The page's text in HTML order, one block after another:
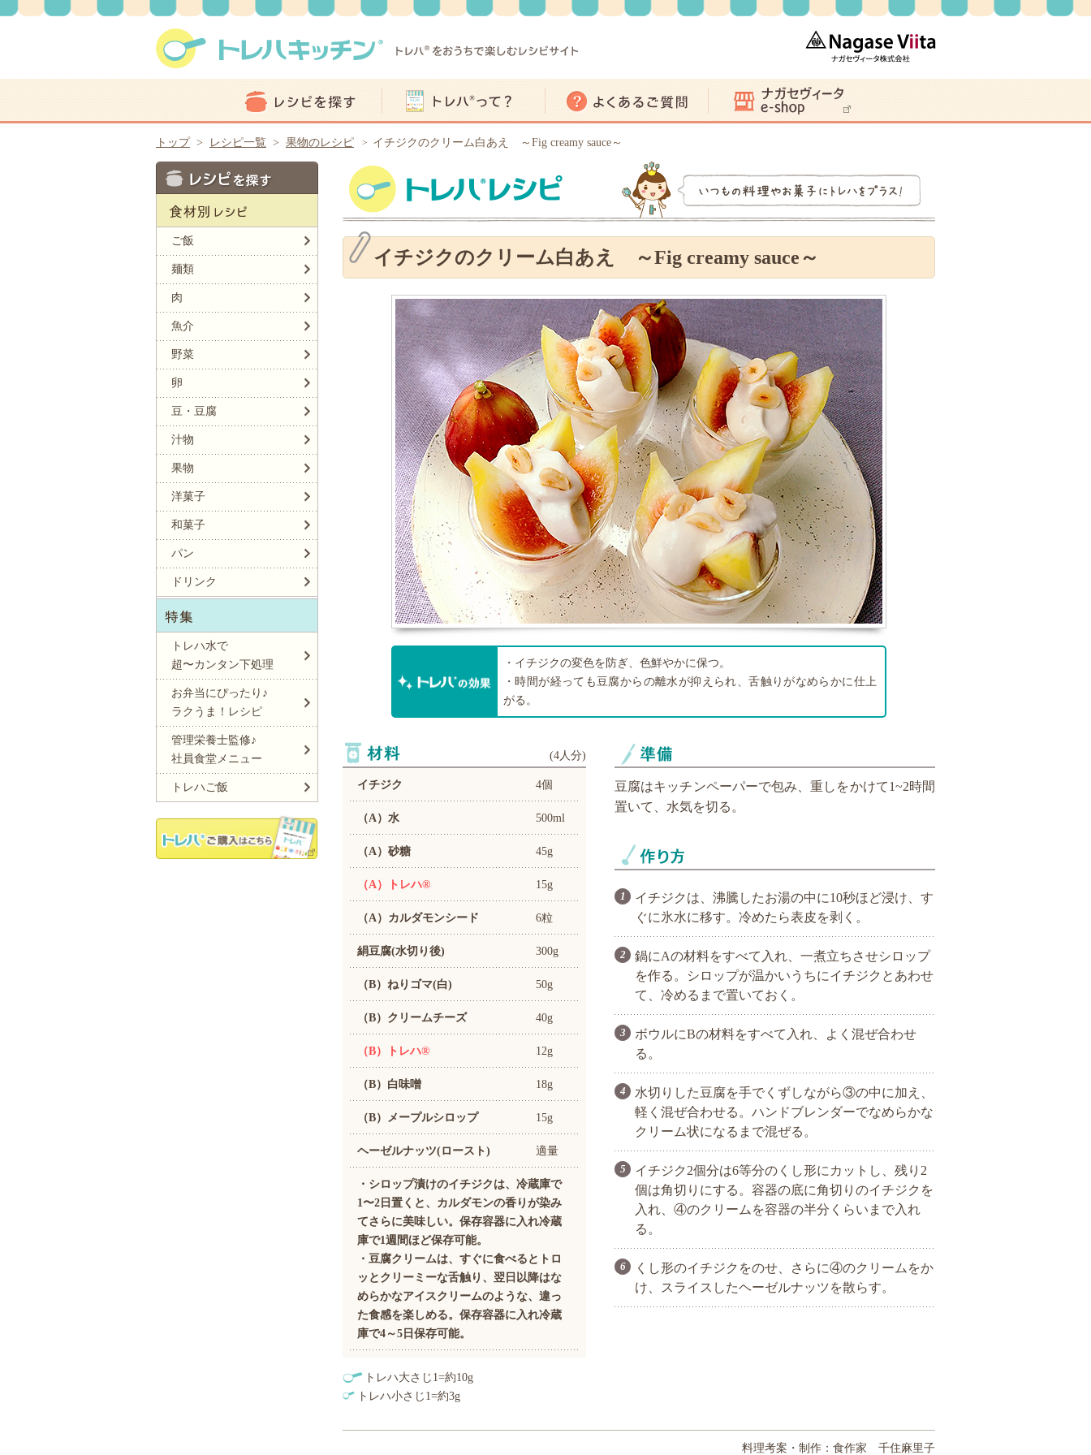
トップ> レシピ一覧 > 果物のレシピ > イチジクのクリーム白あえ ～Fig creamy sauce～
ご飯
麺類
肉
魚介
野菜
卵
豆・豆腐
汁物
果物
洋菓子
和菓子
パン
ドリンク
トレハ水で
超〜カンタン下処理
お弁当にぴったり♪
ラクうま！レシピ
管理栄養士監修♪
社員食堂メニュー
トレハご飯
イチジクのクリーム白あえ ～Fig creamy sauce～
・イチジクの変色を防ぎ、色鮮やかに保つ。
・時間が経っても豆腐からの離水が抑えられ、舌触りがなめらかに仕上
がる。
(4人分)
イチジク 4個
（A）水 500ml
（A）砂糖 45g
（A）トレハ® 15g
（A）カルダモンシード 6粒
絹豆腐(水切り後) 300g
（B）ねりゴマ(白) 50g
（B）クリームチーズ 40g
（B）トレハ® 12g
（B）白味噌 18g
（B）メープルシロップ 15g
ヘーゼルナッツ(ロースト) 適量
・シロップ漬けのイチジクは、冷蔵庫で
1〜2日置くと、カルダモンの香りが染み
てさらに美味しい。保存容器に入れ冷蔵
庫で1週間ほど保存可能。
・豆腐クリームは、すぐに食べるとトロ
ッとクリーミーな舌触り、翌日以降はな
めらかなアイスクリームのような、違っ
た食感を楽しめる。保存容器に入れ冷蔵
庫で4～5日保存可能。
トレハ大さじ1=約10g
トレハ小さじ1=約3g
豆腐はキッチンペーパーで包み、重しをかけて1~2時間
置いて、水気を切る。
イチジクは、沸騰したお湯の中に10秒ほど浸け、す
ぐに氷水に移す。冷めたら表皮を剥く。
鍋にAの材料をすべて入れ、一煮立ちさせシロップ
を作る。シロップが温かいうちにイチジクとあわせ
て、冷めるまで置いておく。
ボウルにBの材料をすべて入れ、よく混ぜ合わせ
る。
水切りした豆腐を手でくずしながら③の中に加え、
軽く混ぜ合わせる。ハンドブレンダーでなめらかな
クリーム状になるまで混ぜる。
イチジク2個分は6等分のくし形にカットし、残り2
個は角切りにする。容器の底に角切りのイチジクを
入れ、④のクリームを容器の半分くらいまで入れ
る。
くし形のイチジクをのせ、さらに④のクリームをか
け、スライスしたヘーゼルナッツを散らす。
料理考案・制作：食作家 千住麻里子